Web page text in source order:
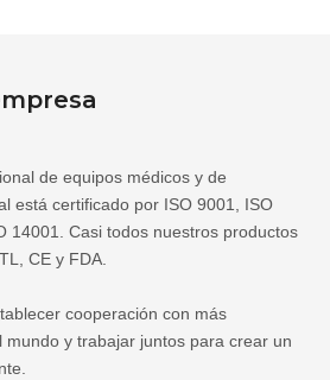
de equipos médicos y de
está certificado por ISO 9001, ISO
14001. Casi todos nuestros productos
CE y FDA.
cooperación con más
y trabajar juntos para crear un